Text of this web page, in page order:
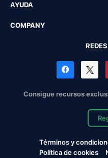
AYUDA
COMPANY
Consigue recursos
Términos y
Política de cookies